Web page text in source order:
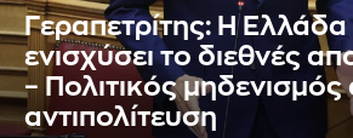
Γεραπετρίτης: Η Ελλάδα
ενισχύσει το διεθνές
– Πολιτικός
αντιπολίτευση